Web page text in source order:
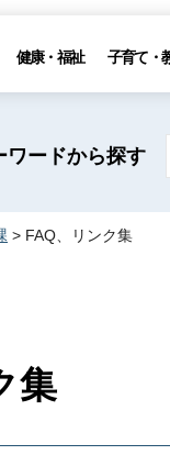
健康・福祉 子育て・
ワードから探す
> FAQ、リンク集
集